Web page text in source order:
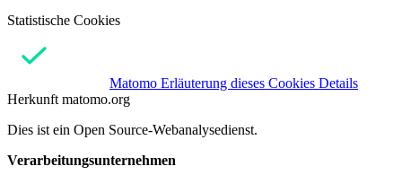
Statistische Cookies
Matomo Erläuterung dieses Cookies Details
Herkunft matomo.org
Dies ist ein Open Source-Webanalysedienst.
Verarbeitungsunternehmen